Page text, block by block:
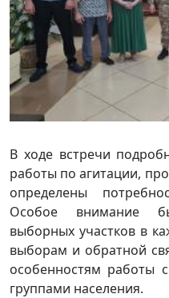
В ходе встречи
работы по агитации,
определены
Особое внимание
выборных участков в
выборам и обратной
особенностям работы
группами населения.